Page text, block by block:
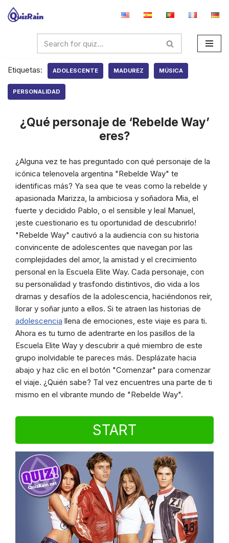
contenido
Etiquetas:
ADOLESCENTE MADUREZ MÚSICA
PERSONALIDAD
¿Qué personaje de ‘Rebelde Way’
eres?
¿Alguna vez te has preguntado con qué personaje de la
icónica telenovela argentina "Rebelde Way" te
identificas más? Ya sea que te veas como la rebelde y
apasionada Marizza, la ambiciosa y soñadora Mia, el
fuerte y decidido Pablo, o el sensible y leal Manuel,
¡este cuestionario es tu oportunidad de descubrirlo!
"Rebelde Way" cautivó a la audiencia con su historia
convincente de adolescentes que navegan por las
complejidades del amor, la amistad y el crecimiento
personal en la Escuela Elite Way. Cada personaje, con
su personalidad y trasfondo distintivos, dio vida a los
dramas y desafíos de la adolescencia, haciéndonos reír,
llorar y soñar junto a ellos. Si te atraen las historias de
adolescencia llena de emociones, este viaje es para ti.
Ahora es tu turno de adentrarte en los pasillos de la
Escuela Elite Way y descubrir a qué miembro de este
grupo inolvidable te pareces más. Desplázate hacia
abajo y haz clic en el botón "Comenzar" para comenzar
el viaje. ¿Quién sabe? Tal vez encuentres una parte de ti
mismo en el vibrante mundo de "Rebelde Way".
START